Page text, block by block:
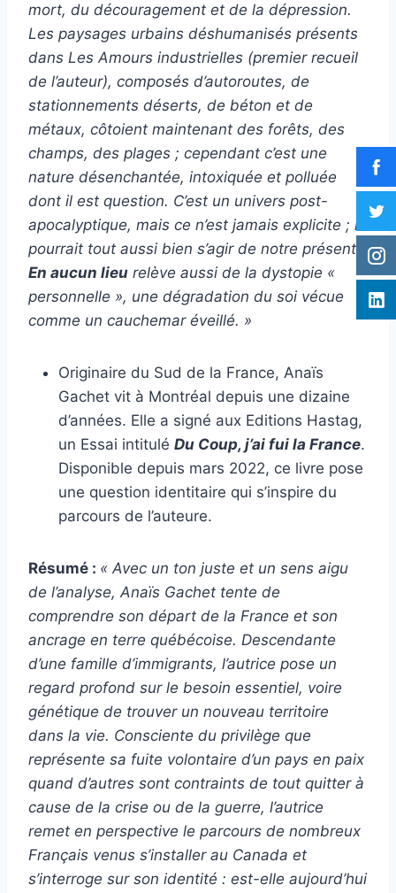
mort, du découragement et de la dépression.
Les paysages urbains déshumanisés présents
dans Les Amours industrielles (premier recueil
de l’auteur), composés d’autoroutes, de
stationnements déserts, de béton et de
métaux, côtoient maintenant des forêts, des
champs, des plages ; cependant c’est une
nature désenchantée, intoxiquée et polluée
dont il est question. C’est un univers post-
apocalyptique, mais ce n’est jamais explicite ; il
pourrait tout aussi bien s’agir de notre présent.
En aucun lieu relève aussi de la dystopie «
personnelle », une dégradation du soi vécue
comme un cauchemar éveillé. »
Originaire du Sud de la France, Anaïs
Gachet vit à Montréal depuis une dizaine
d’années. Elle a signé aux Editions Hastag,
un Essai intitulé Du Coup, j’ai fui la France.
Disponible depuis mars 2022, ce livre pose
une question identitaire qui s’inspire du
parcours de l’auteure.
Résumé : « Avec un ton juste et un sens aigu
de l’analyse, Anaïs Gachet tente de
comprendre son départ de la France et son
ancrage en terre québécoise. Descendante
d’une famille d’immigrants, l’autrice pose un
regard profond sur le besoin essentiel, voire
génétique de trouver un nouveau territoire
dans la vie. Consciente du privilège que
représente sa fuite volontaire d’un pays en paix
quand d’autres sont contraints de tout quitter à
cause de la crise ou de la guerre, l’autrice
remet en perspective le parcours de nombreux
Français venus s’installer au Canada et
s’interroge sur son identité : est-elle aujourd’hui